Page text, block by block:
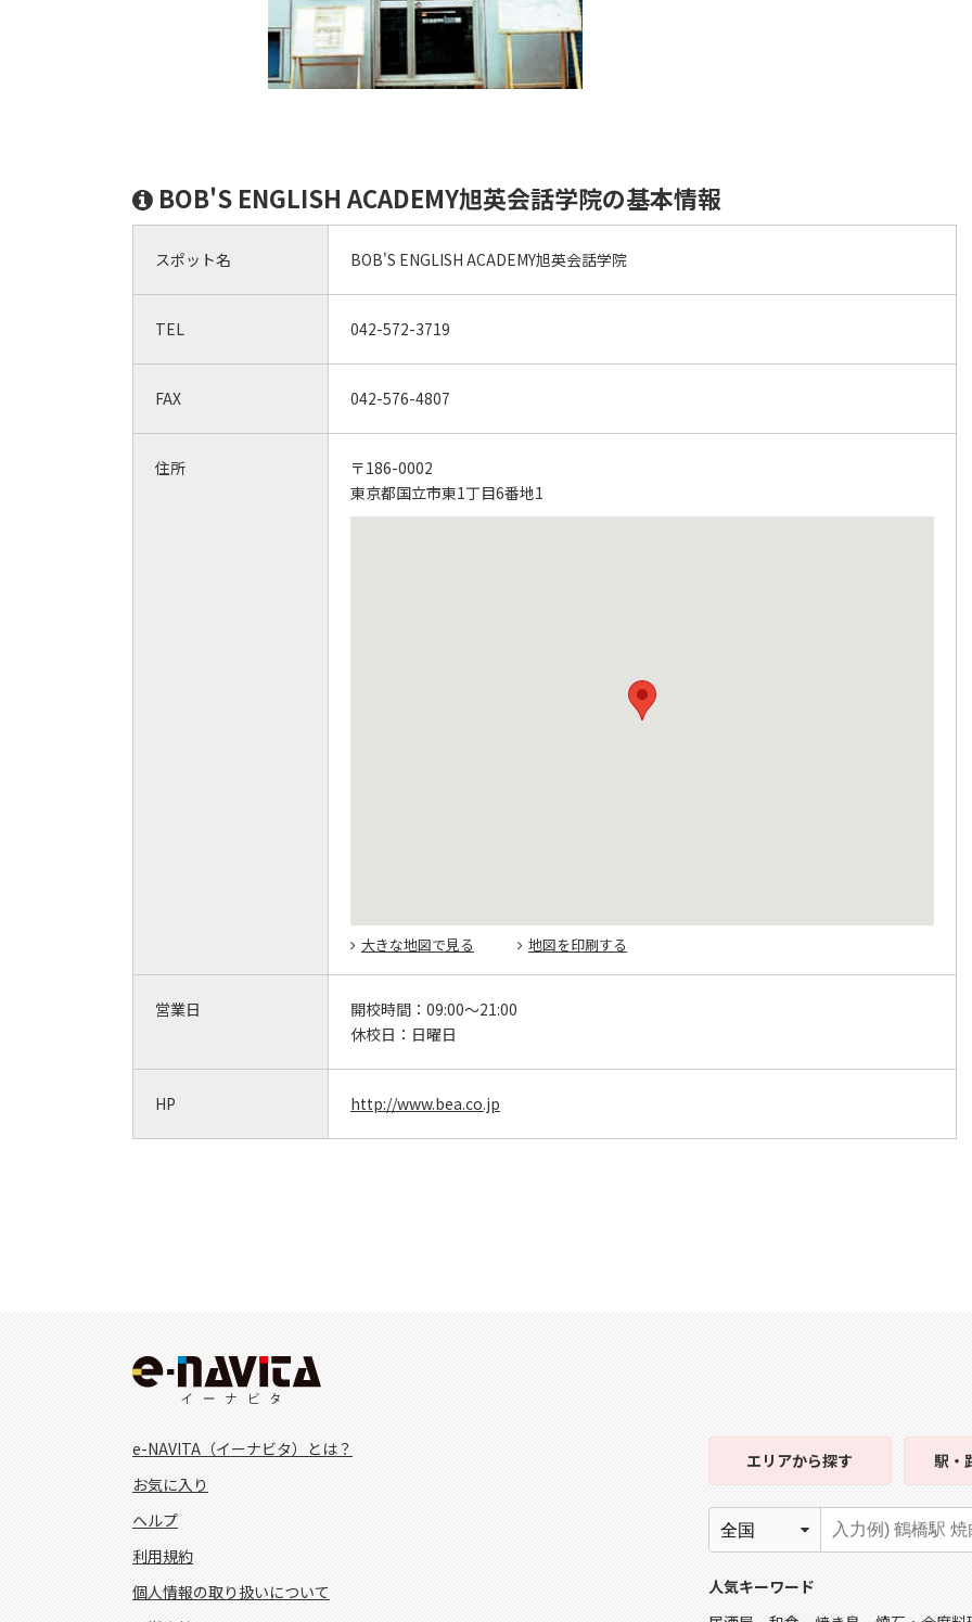
BOB'S ENGLISH ACADEMY旭英会話学院の基本情報
スポット名 BOB'S ENGLISH ACADEMY旭英会話学院
TEL 042-572-3719
FAX 042-576-4807
住所
〒186-0002
東京都国立市東1丁目6番地1
大きな地図で見る 地図を印刷する
営業日 開校時間： 09:00～21:00
休校日： 日曜日
HP http://www.bea.co.jp
e-NAVITA（イーナビタ）とは？
お気に入り
ヘルプ
利用規約
個人情報の取り扱いについて
エリアから探す 駅・
人気キーワード